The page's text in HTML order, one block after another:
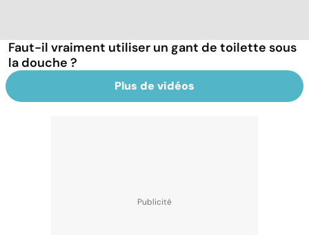
Faut-il vraiment utiliser un gant de toilette sous
la douche ?
Plus de vidéos